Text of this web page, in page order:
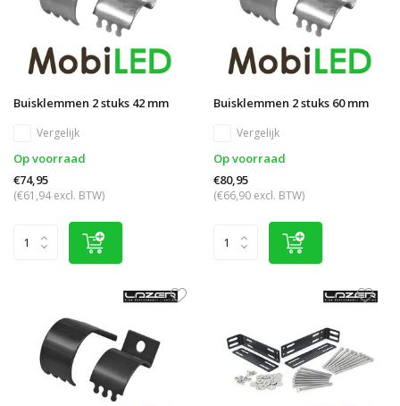
Buisklemmen 2 stuks 42 mm
Vergelijk
Op voorraad
€74,95
(€61,94 excl. BTW)
Buisklemmen 2 stuks 60 mm
Vergelijk
Op voorraad
€80,95
(€66,90 excl. BTW)